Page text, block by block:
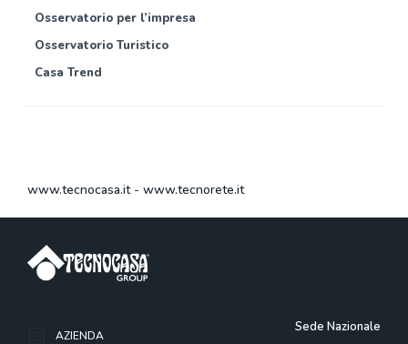
Osservatorio per l’impresa
Osservatorio Turistico
Casa Trend
www.tecnocasa.it- www.tecnorete.it
AZIENDA
Sede Nazionale